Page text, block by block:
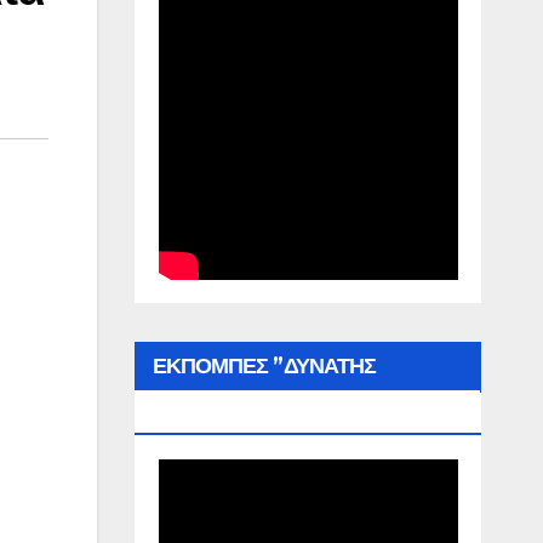
ΕΚΠΟΜΠΕΣ ”ΔΥΝΑΤΗΣ